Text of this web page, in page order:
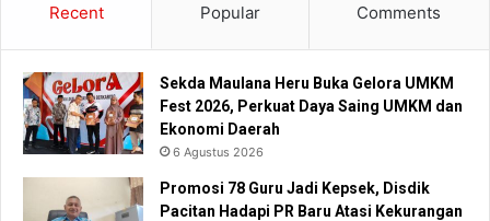
Recent Popular Comments
Sekda Maulana Heru Buka Gelora UMKM
Fest 2026, Perkuat Daya Saing UMKM dan
Ekonomi Daerah
6 Agustus 2026
Promosi 78 Guru Jadi Kepsek, Disdik
Pacitan Hadapi PR Baru Atasi Kekurangan